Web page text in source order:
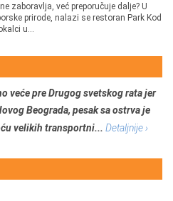
zaboravlja, već preporučuje dalje? U
prirode, nalazi se restoran Park Kod
u...
veće pre Drugog svetskog rata jer
Beograda, pesak sa ostrva je
velikih transportni... Detaljnije ›